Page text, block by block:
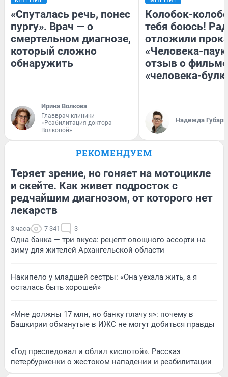
«Спуталась речь, понес
пургу». Врач — о
смертельном диагнозе,
который сложно
обнаружить
Ирина Волкова
Главврач клиники
«Реабилитация доктора
Волковой»
Колобок-
тебя боюсь!
отложили
«Человека-
отзыв о
«человека-
Надежда Губарь
РЕКОМЕНДУЕМ
Теряет зрение, но гоняет на мотоцикле
и скейте. Как живет подросток с
редчайшим диагнозом, от которого нет
лекарств
3 часа 7 341 3
Одна банка — три вкуса: рецепт овощного ассорти на
зиму для жителей Архангельской области
Накипело у младшей сестры: «Она уехала жить, а я
осталась быть хорошей»
«Мне должны 17 млн, но банку плачу я»: почему в
Башкирии обманутые в ИЖС не могут добиться правды
«Год преследовал и облил кислотой». Рассказ
петербурженки о жестоком нападении и реабилитации